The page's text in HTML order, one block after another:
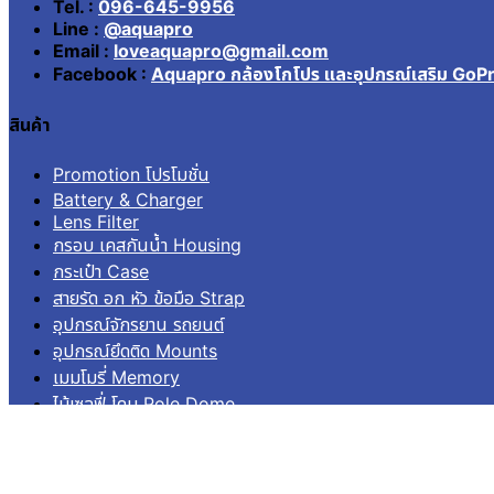
Tel. : 096-645-9956
Line : @aquapro
Email : loveaquapro@gmail.com
Facebook : Aquapro กล้องโกโปร และอุปกรณ์เสริม
สินค้า
Promotion โปรโมชั่น
Battery & Charger
Lens Filter
กรอบ เคสกันน้ำ Housing
กระเป๋า Case
สายรัด อก หัว ข้อมือ Strap
อุปกรณ์จักรยาน รถยนต์
อุปกรณ์ยึดติด Mounts
เมมโมรี่ Memory
ไม้เซลฟี่ โดม Pole Dome